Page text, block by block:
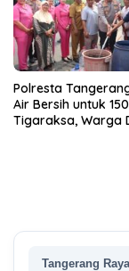
Polresta
Air Bersih untuk
Tigaraksa, Warga
Tangerang Raya